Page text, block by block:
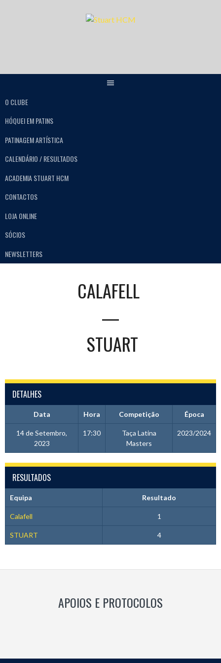
O CLUBE
HÓQUEI EM PATINS
PATINAGEM ARTÍSTICA
CALENDÁRIO / RESULTADOS
ACADEMIA STUART HCM
CONTACTOS
LOJA ONLINE
SÓCIOS
NEWSLETTERS
CALAFELL
—
STUART
DETALHES
Data Hora Competição Época
14 de Setembro,
2023
17:30
Taça Latina
Masters
2023/2024
RESULTADOS
Equipa Resultado
Calafell 1
STUART 4
APOIOS E PROTOCOLOS